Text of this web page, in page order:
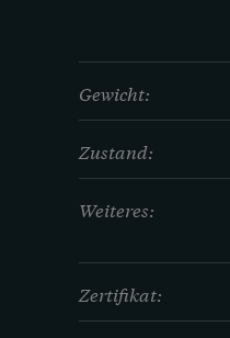
Gewicht:
Zustand:
Weiteres:
Zertifikat: